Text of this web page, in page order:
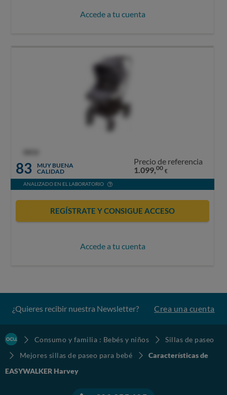
Accede a tu cuenta
83
MUY BUENA
CALIDAD
Precio de referencia
1.099,00 €
ANALIZADO EN EL LABORATORIO
REGÍSTRATE Y CONSIGUE ACCESO
Accede a tu cuenta
¿Quieres recibir nuestra Newsletter? Crea una cuenta
Consumo y familia : Bebés y niños
Sillas de paseo
Mejores sillas de paseo para bebé
Características de
EASYWALKER Harvey